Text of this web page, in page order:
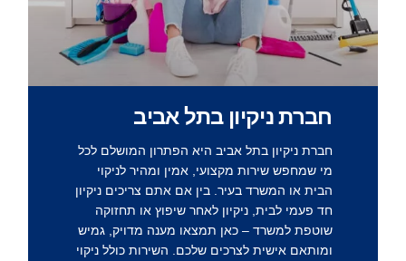
חברת ניקיון בתל אביב
חברת ניקיון בתל אביב היא הפתרון המושלם לכל
מי שמחפש שירות מקצועי, אמין ומהיר לניקוי
הבית או המשרד בעיר. בין אם אתם צריכיםניקיון
חד פעמי לבית ,ניקיון לאחר שיפוץ או תחזוקה
שוטפת למשרד – כאן תמצאו מענה מדויק, גמיש
ומותאם אישית לצרכים שלכם. השירות כולל ניקוי